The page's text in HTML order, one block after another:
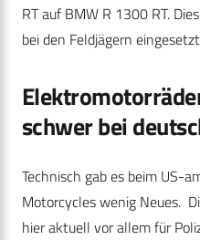
RT auf BMW R 1300 RT.
bei den Feldjägern
schwer bei
Technisch gab es beim US-
Motorcycles wenig Neues.
hier aktuell vor allem für